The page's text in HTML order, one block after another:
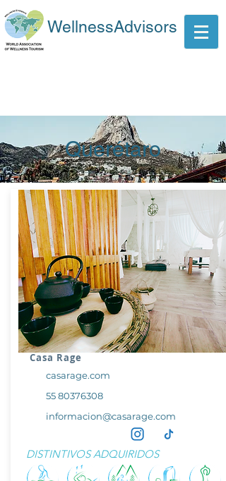
WellnessAdvisors
Querétaro
Casa Rage
casarage.com
55 80376308
informacion@casarage.com
DISTINTIVOS ADQUIRIDOS